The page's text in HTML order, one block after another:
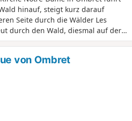
hinauf, steigt kurz darauf
Seite durch die Wälder Les
durch den Wald, diesmal auf der
einige schöne Ausblicke auf das
von Ombret